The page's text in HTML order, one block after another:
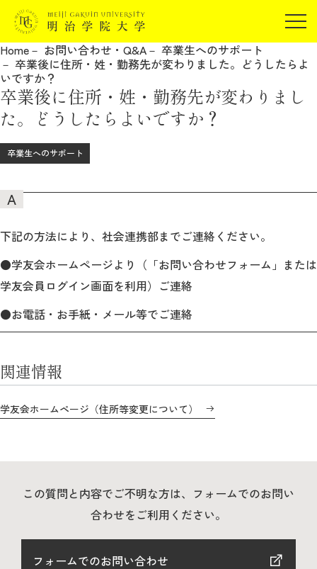
在学生の方
保証人の方
企業・研究者の方
JP EN
卒業生の方
保証人の方
報道関係の方
明治学院大学について
教育
学生生活
留学・国際交流
ボランティア
生涯学習・社会連携
Home お問い合わせ・Q&A
卒業生へのサポート
卒業後に住所・姓・勤務先が変わりました。どうしたらよ
いですか？
卒業後に住所・姓・勤務先が変わりまし
た。どうしたらよいですか？
卒業生へのサポート
下記の方法により、社会連携部までご連絡ください。
●学友会ホームページより（「お問い合わせフォーム」または
学友会員ログイン画面を利用）ご連絡
●お電話・お手紙・メール等でご連絡
関連情報
学友会ホームページ（住所等変更について）
この質問と内容でご不明な方は、フォームでのお問い
合わせをご利用ください。
フォームでのお問い合わせ